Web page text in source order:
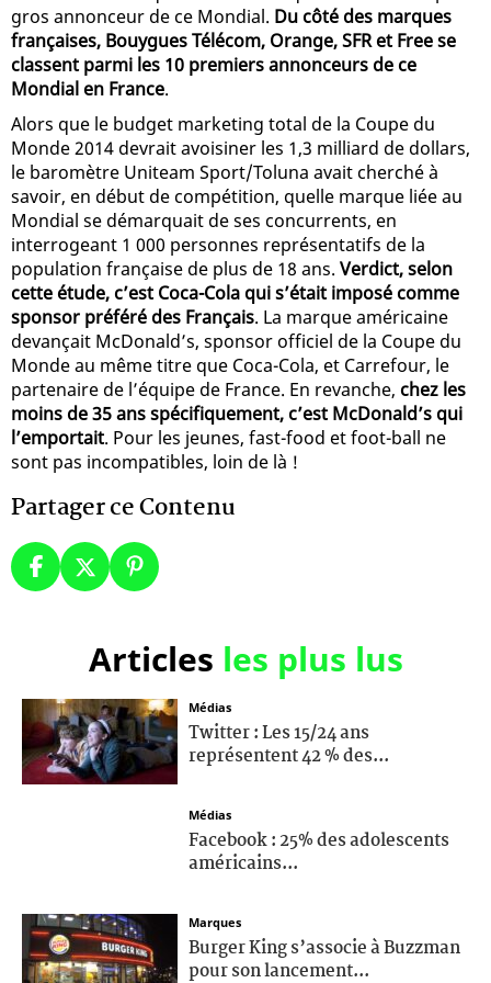
gros annonceur de ce Mondial. Du côté des marques
françaises, Bouygues Télécom, Orange, SFR et Free se
classent parmi les 10 premiers annonceurs de ce
Mondial en France.
Alors que le budget marketing total de la Coupe du
Monde 2014 devrait avoisiner les 1,3 milliard de dollars,
le baromètre Uniteam Sport/Toluna avait cherché à
savoir, en début de compétition, quelle marque liée au
Mondial se démarquait de ses concurrents, en
interrogeant 1 000 personnes représentatifs de la
population française de plus de 18 ans. Verdict, selon
cette étude, c’est Coca-Cola qui s’était imposé comme
sponsor préféré des Français. La marque américaine
devançait McDonald’s, sponsor officiel de la Coupe du
Monde au même titre que Coca-Cola, et Carrefour, le
partenaire de l’équipe de France. En revanche, chez les
moins de 35 ans spécifiquement, c’est McDonald’s qui
l’emportait. Pour les jeunes, fast-food et foot-ball ne
sont pas incompatibles, loin de là !
Partager ce Contenu
Articles les plus lus
Médias
Twitter : Les 15/24 ans
représentent 42 % des...
Médias
Facebook : 25% des adolescents
américains...
Marques
Burger King s’associe à Buzzman
pour son lancement...